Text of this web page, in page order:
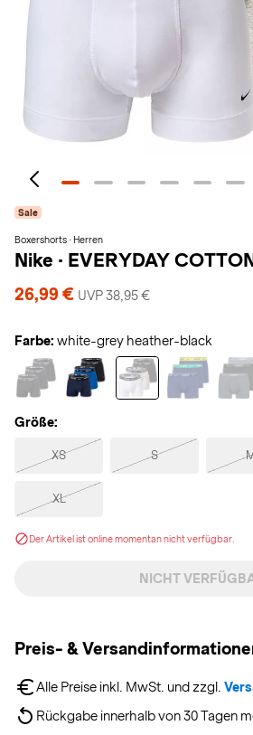
Sale
Boxershorts · Herren
Nike · EVERYDAY
26,99 € UVP 38,95 €
Farbe: white-grey heather-black
Größe:
XS S
XL
Der Artikel ist online momentan nicht verfügbar.
NICHT
Preis- &
Alle Preise inkl. MwSt. und zzgl.
Rückgabe innerhalb von 30 Tagen